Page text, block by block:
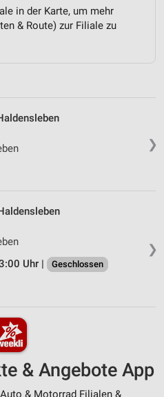
in der Karte, um mehr
& Route) zur Filiale zu
❯
❯
Uhr |
Geschlossen
& Angebote App
& Motorrad Filialen &